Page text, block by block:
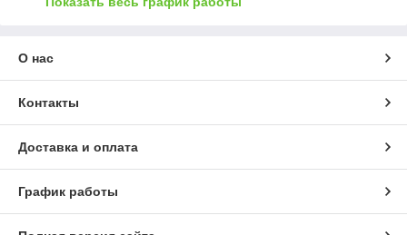
О нас
Контакты
Доставка и оплата
График работы